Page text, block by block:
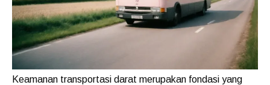
Keamanan transportasi darat merupakan fondasi yang